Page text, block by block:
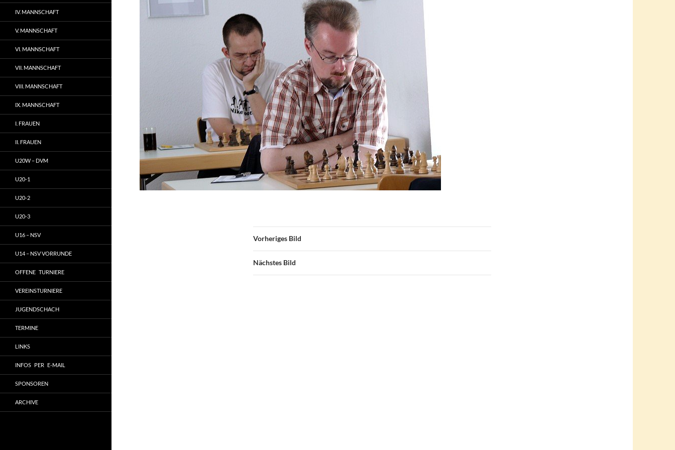
Vorheriges Bild
Nächstes Bild
IV. MANNSCHAFT
V. MANNSCHAFT
VI. MANNSCHAFT
VII. MANNSCHAFT
VIII. MANNSCHAFT
IX. MANNSCHAFT
I. FRAUEN
II. FRAUEN
U20W – DVM
U20-1
U20-2
U20-3
U16 – NSV
U14 – NSV VORRUNDE
OFFENE TURNIERE
VEREINSTURNIERE
JUGENDSCHACH
TERMINE
LINKS
INFOS PER E-MAIL
SPONSOREN
ARCHIVE